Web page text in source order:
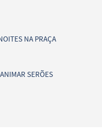
NA PRAÇA
SERÕES